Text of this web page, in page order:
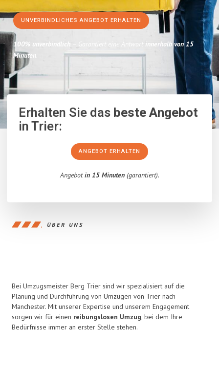
UNVERBINDLICHES ANGEBOT ERHALTEN
100% unverbindlich – Garantiert eine Antwort innerhalb von 15
Minuten.
Erhalten Sie dasbeste Angebot
in Trier:
ANGEBOT ERHALTEN
Angebotin 15 Minuten(garantiert).
ÜBER UNS
Bei Umzugsmeister Berg Trier sind wir spezialisiert auf die
Planung und Durchführung von Umzügen von Trier nach
Manchester. Mit unserer Expertise und unserem Engagement
sorgen wir für einen reibungslosen Umzug, bei dem Ihre
Bedürfnisse immer an erster Stelle stehen.